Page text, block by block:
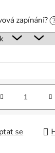
zapínání? ?
se